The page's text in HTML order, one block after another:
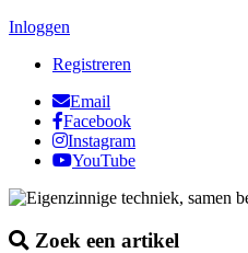
Inloggen
Registreren
Email
Facebook
Instagram
YouTube
Zoek een artikel